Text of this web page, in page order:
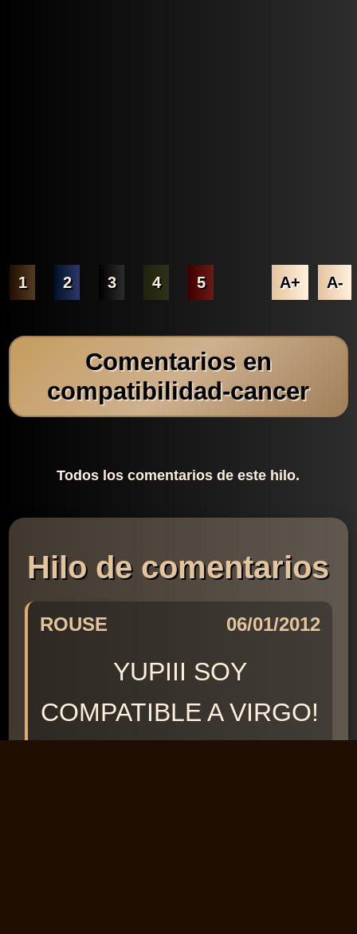
1 2 3 4 5 A+ A-
Comentarios en
compatibilidad-cancer
Todos los comentarios de este hilo.
Hilo de comentarios
ROUSE 06/01/2012
YUPIII SOY
COMPATIBLE A VIRGO!